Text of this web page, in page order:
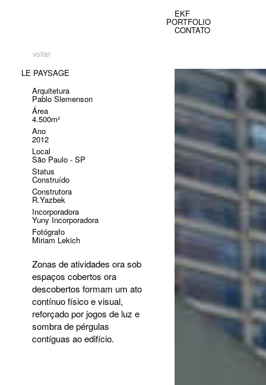
EKF
PORTFOLIO
CONTATO
voltar
LE PAYSAGE
Arquitetura
Pablo Slemenson
Área
4.500m²
Ano
2012
Local
São Paulo - SP
Status
Construído
Construtora
R.Yazbek
Incorporadora
Yuny Incorporadora
Fotógrafo
Miriam Lekich
Zonas de atividades ora sob
espaços cobertos ora
descobertos formam um ato
contínuo físico e visual,
reforçado por jogos de luz e
sombra de pérgulas
contíguas ao edifício.